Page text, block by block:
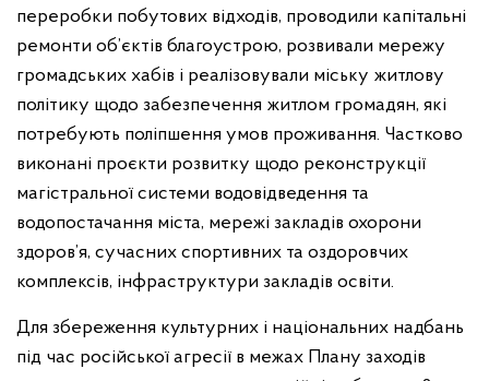
переробки побутових відходів, проводили капітальні
ремонти об’єктів благоустрою, розвивали мережу
громадських хабів і реалізовували міську житлову
політику щодо забезпечення житлом громадян, які
потребують поліпшення умов проживання. Частково
виконані проєкти розвитку щодо реконструкції
магістральної системи водовідведення та
водопостачання міста, мережі закладів охорони
здоров’я, сучасних спортивних та оздоровчих
комплексів, інфраструктури закладів освіти.
Для збереження культурних і національних надбань
під час російської агресії в межах Плану заходів